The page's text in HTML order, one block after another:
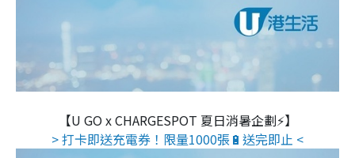
【U GO x CHARGESPOT 夏日消暑企劃⚡】
> 打卡即送充電券！限量1000張🔋送完即止 <